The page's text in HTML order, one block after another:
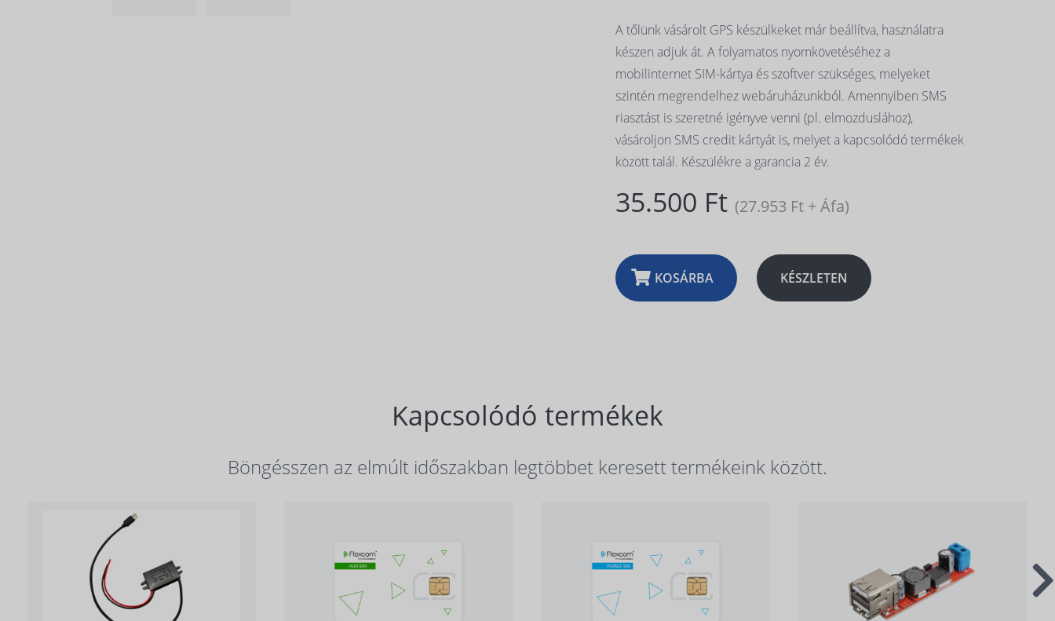
A tőlünk vásárolt GPS készülkeket már beállítva, használatra
készen adjuk át. A folyamatos nyomkövetéséhez a
mobilinternet SIM-kártya és szoftver szükséges, melyeket
szintén megrendelhez webáruházunkból. Amennyiben SMS
riasztást is szeretné igényve venni (pl. elmozduslához),
vásároljon SMS credit kártyát is, melyet a kapcsolódó termékek
között talál. Készülékre a garancia 2 év.
35.500 Ft (27.953 Ft + Áfa)
KOSÁRBA KÉSZLETEN
Kapcsolódó termékek
Böngésszen az elmúlt időszakban legtöbbet keresett termékeink között.